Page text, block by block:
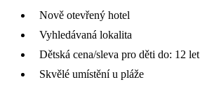
Nově otevřený hotel
Vyhledávaná lokalita
Dětská cena/sleva pro děti do: 12 let
Skvělé umístění u pláže